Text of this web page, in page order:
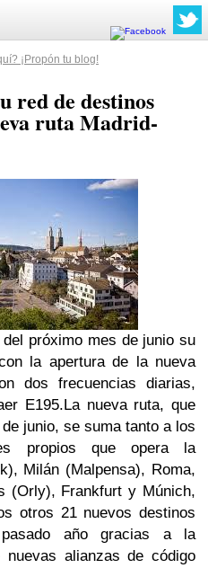
¡Propón tu blog!
red de destinos
ruta Madrid-
próximo mes de junio su
la apertura de la nueva
dos frecuencias diarias,
E195.La nueva ruta, que
junio, se suma tanto a los
propios que opera la
Milán (Malpensa), Roma,
(Orly), Frankfurt y Múnich,
otros 21 nuevos destinos
año gracias a la
alianzas de código